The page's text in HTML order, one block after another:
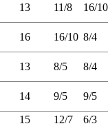
13 11/8 16/10
16 16/10 8/4
13 8/5 8/4
14 9/5
9/5
15 12/7
6/3